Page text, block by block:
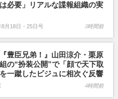
は必要」リアルな諜報組織の実
月18日・25日号 3時間前
豊臣兄弟！』山田涼介・栗原
の“扮装公開”で「顔で天下取
一蹴したビジュに相次ぐ反響
4時間前